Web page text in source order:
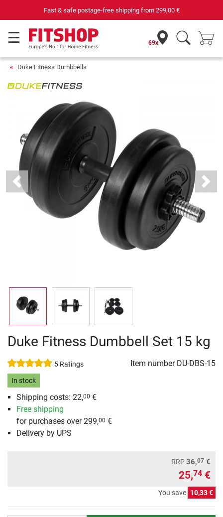
Fast & safe postage-free shipping from 299,00 €
69x
Duke Fitness Dumbbells
Previous Next
Duke Fitness Dumbbell Set 15 kg
5 Ratings Item number DU-DBS-15
In stock
Shipping costs: 22,00 €
Free shipping
for purchases over 299,00 €
Delivery by UPS
RRP36,07 €
25,74 €
You save 10,33 €